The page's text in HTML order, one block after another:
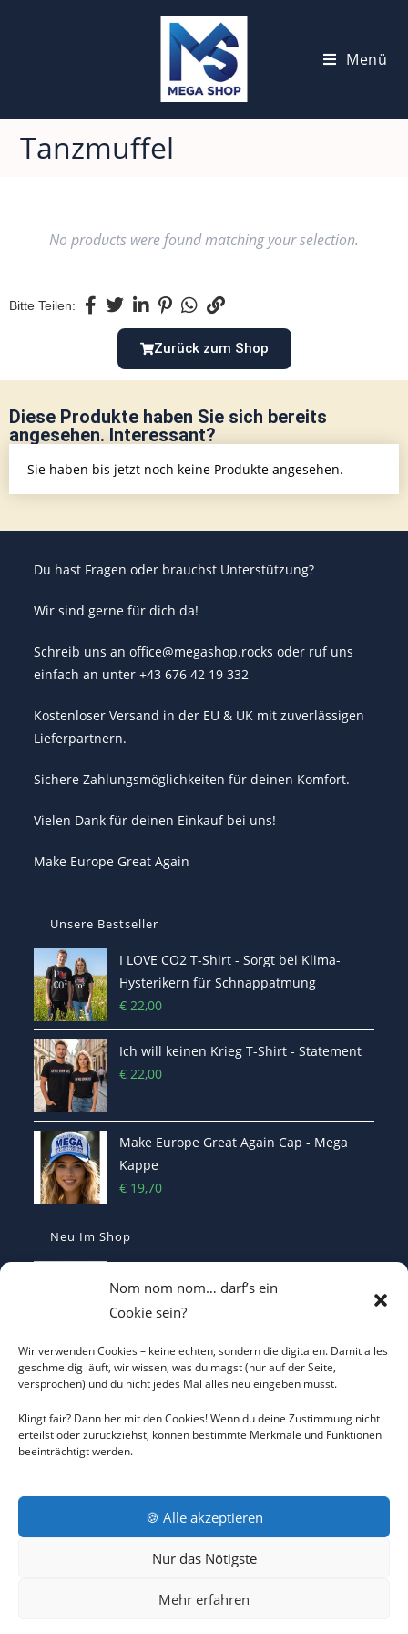
Nom nom nom… darf’s ein
Cookie sein?
Wir verwenden Cookies – keine echten, sondern die digitalen. Damit alles
geschmeidig läuft, wir wissen, was du magst (nur auf der Seite,
versprochen) und du nicht jedes Mal alles neu eingeben musst.
Klingt fair? Dann her mit den Cookies! Wenn du deine Zustimmung nicht
erteilst oder zurückziehst, können bestimmte Merkmale und Funktionen
beeinträchtigt werden.
🍪 Alle akzeptieren
Nur das Nötigste
Mehr erfahren
Menü
Tanzmuffel
No products were found matching your selection.
Bitte Teilen:
Zurück zum Shop
Diese Produkte haben Sie sich bereits
angesehen. Interessant?
Sie haben bis jetzt noch keine Produkte angesehen.
Du hast Fragen oder brauchst Unterstützung?
Wir sind gerne für dich da!
Schreib uns an office@megashop.rocks oder ruf uns
einfach an unter +43 676 42 19 332
Kostenloser Versand in der EU & UK mit zuverlässigen
Lieferpartnern.
Sichere Zahlungsmöglichkeiten für deinen Komfort.
Vielen Dank für deinen Einkauf bei uns!
Make Europe Great Again
Unsere Bestseller
I LOVE CO2 T-Shirt - Sorgt bei Klima-
Hysterikern für Schnappatmung
€ 22,00
Ich will keinen Krieg T-Shirt - Statement
€ 22,00
Make Europe Great Again Cap - Mega
Kappe
€ 19,70
Neu Im Shop
Bestickte Statement-Kappe
€29,90
Make Belgium Great Again Pet - Bestickte
Cap
Make Greece Great Again καπέλο -
€29,90
DATENSCHUTZERKLÄRUNG
RÜCKNAHMEBEDINGUNGEN